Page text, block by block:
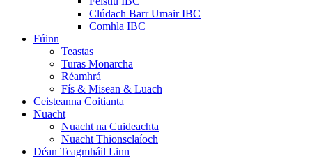
Clúdach Barr Umair IBC
Comhla IBC
Fúinn
Teastas
Turas Monarcha
Réamhrá
Fís & Misean & Luach
Ceisteanna Coitianta
Nuacht
Nuacht na Cuideachta
Nuacht Thionsclaíoch
Déan Teagmháil Linn